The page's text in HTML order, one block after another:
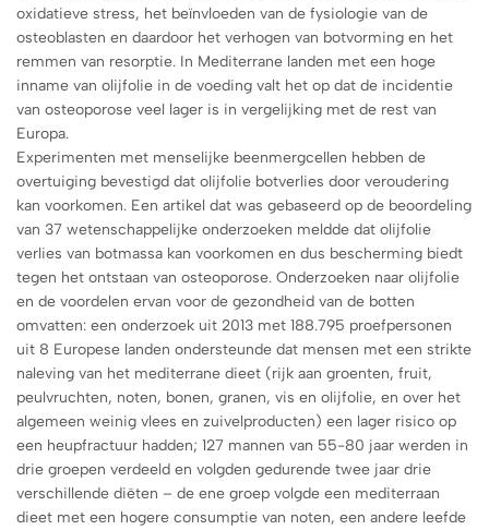
oxidatieve stress, het beïnvloeden van de fysiologie van de
osteoblasten en daardoor het verhogen van botvorming en het
remmen van resorptie. In Mediterrane landen met een hoge
inname van olijfolie in de voeding valt het op dat de incidentie
van osteoporose veel lager is in vergelijking met de rest van
Europa.
Experimenten met menselijke beenmergcellen hebben de
overtuiging bevestigd dat olijfolie botverlies door veroudering
kan voorkomen. Een artikel dat was gebaseerd op de beoordeling
van 37 wetenschappelijke onderzoeken meldde dat olijfolie
verlies van botmassa kan voorkomen en dus bescherming biedt
tegen het ontstaan ​​van osteoporose. Onderzoeken naar olijfolie
en de voordelen ervan voor de gezondheid van de botten
omvatten: een onderzoek uit 2013 met 188.795 proefpersonen
uit 8 Europese landen ondersteunde dat mensen met een strikte
naleving van het mediterrane dieet (rijk aan groenten, fruit,
peulvruchten, noten, bonen, granen, vis en olijfolie, en over het
algemeen weinig vlees en zuivelproducten) een lager risico op
een heupfractuur hadden; 127 mannen van 55-80 jaar werden in
drie groepen verdeeld en volgden gedurende twee jaar drie
verschillende diëten – de ene groep volgde een mediterraan
dieet met een hogere consumptie van noten, een andere leefde